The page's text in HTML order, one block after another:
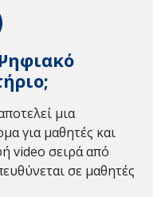
μια
για μαθητές και
video σειρά από
σε μαθητές